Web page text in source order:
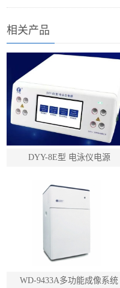
相关产品
DYY-8E型 电泳仪电源
WD-9433A多功能成像系统